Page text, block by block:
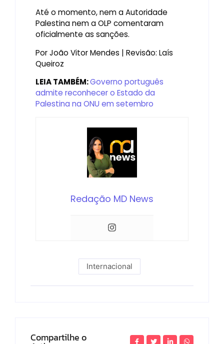
Até o momento, nem a Autoridade
Palestina nem a OLP comentaram
oficialmente as sanções.
Por João Vitor Mendes | Revisão: Laís
Queiroz
LEIA TAMBÉM:Governo português
admite reconhecer o Estado da
Palestina na ONU em setembro
Redação MD News
Internacional
Compartilhe o